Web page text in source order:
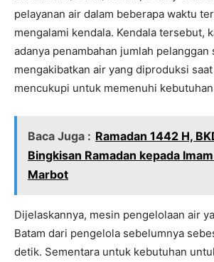
pelayanan air dalam beberapa waktu
mengalami kendala. Kendala tersebut,
adanya penambahan jumlah pelanggan
mengakibatkan air yang diproduksi
mencukupi untuk memenuhi
Baca Juga : Ramadan 1442 H,
Bingkisan Ramadan kepada
Marbot
Dijelaskannya, mesin pengelolaan air
Batam dari pengelola sebelumnya
detik. Sementara untuk kebutuhan